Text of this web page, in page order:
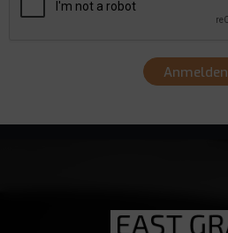
Anmelden